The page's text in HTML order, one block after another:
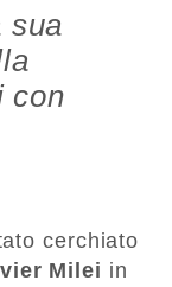
sua
con
cerchiato
Milei in